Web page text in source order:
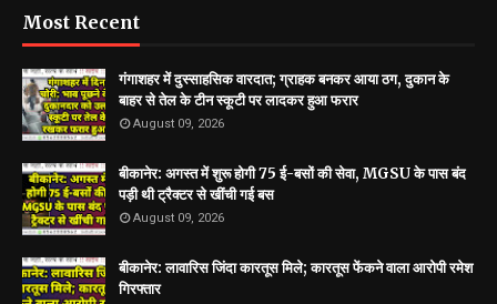
Most Recent
गंगाशहर में दुस्साहसिक वारदात; ग्राहक बनकर आया ठग, दुकान के
बाहर से तेल के टीन स्कूटी पर लादकर हुआ फरार
August 09, 2026
बीकानेर: अगस्त में शुरू होगी 75 ई-बसों की सेवा, MGSU के पास बंद
पड़ी थी ट्रैक्टर से खींची गई बस
August 09, 2026
बीकानेर: लावारिस जिंदा कारतूस मिले; कारतूस फेंकने वाला आरोपी रमेश
गिरफ्तार